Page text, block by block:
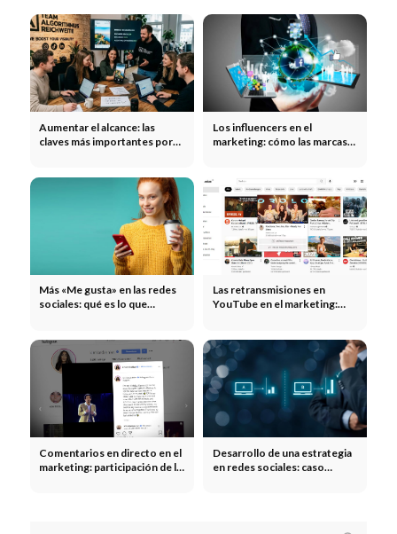
Aumentar el alcance: las
claves más importantes por
Los influencers en el
marketing: cómo las marcas
Más «Me gusta» en las redes
sociales: qué es lo que
Las retransmisiones en
YouTube en el marketing:
creación de comunidades
Comentarios en directo en el
marketing: participación de la
Desarrollo de una estrategia
en redes sociales: caso